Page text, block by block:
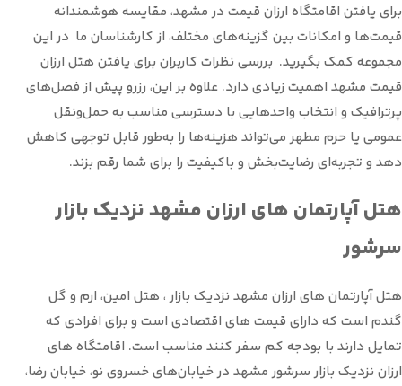
برای یافتن اقامتگاه ارزان قیمت در مشهد، مقایسه هوشمندانه
قیمت‌ها و امکانات بین گزینه‌های مختلف، از کارشناسان ما در این
مجموعه کمک بگیرید. بررسی نظرات کاربران برای یافتن هتل ارزان
قیمت مشهد اهمیت زیادی دارد. علاوه بر این، رزرو پیش از فصل‌های
پرترافیک و انتخاب واحدهایی با دسترسی مناسب به حمل‌ونقل
عمومی یا حرم مطهر می‌تواند هزینه‌ها را به‌طور قابل توجهی کاهش
دهد و تجربه‌ای رضایت‌بخش و باکیفیت را برای شما رقم بزند.
هتل آپارتمان های ارزان مشهد نزدیک بازار
سرشور
هتل آپارتمان های ارزان مشهد نزدیک بازار ، هتل امین، ارم و گل
گندم است که دارای قیمت های اقتصادی است و برای افرادی که
تمایل دارند با بودجه کم سفر کنند مناسب است. اقامتگاه های
ارزان نزدیک بازار سرشور مشهد در خیابان‌های خسروی نو، خیابان رضا،